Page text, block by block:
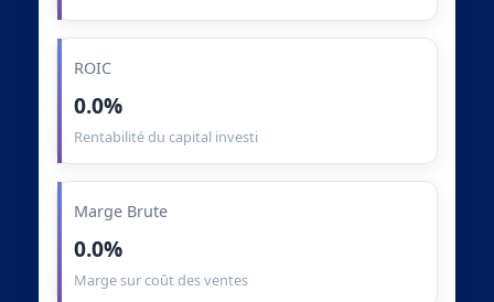
ROIC
0.0%
Rentabilité du capital investi
Marge Brute
0.0%
Marge sur coût des ventes